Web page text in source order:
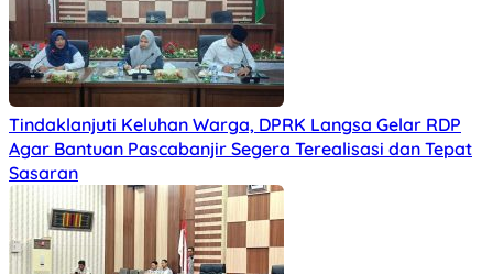
Tindaklanjuti Keluhan Warga, DPRK Langsa Gelar RDP
Agar Bantuan Pascabanjir Segera Terealisasi dan Tepat
Sasaran